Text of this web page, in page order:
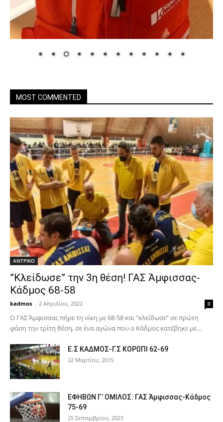
MOST COMMENTED
ΑΝTΡΙΚΟ
”Κλείδωσε” την 3η θέση! ΓΑΣ Άμφισσας-
Κάδμος 68-58
kadmos - 2 Απριλίου, 2022 0
Ο ΓΑΣ Άμφισσας πήρε τη νίκη με 68-58 και ”κλείδωσε” σε πρώτη
φάση την τρίτη θέση, σε ένα αγώνα που ο Κάδμος κατέβηκε με...
Ε.Σ ΚΑΔΜΟΣ-Γ.Σ ΚΟΡΩΠΙ 62-69
22 Μαρτίου, 2015
ΕΦΗΒΩΝ Γ’ ΟΜΙΛΟΣ: ΓΑΣ Άμφισσας-Κάδμος
75-69
25 Σεπτεμβρίου, 2023